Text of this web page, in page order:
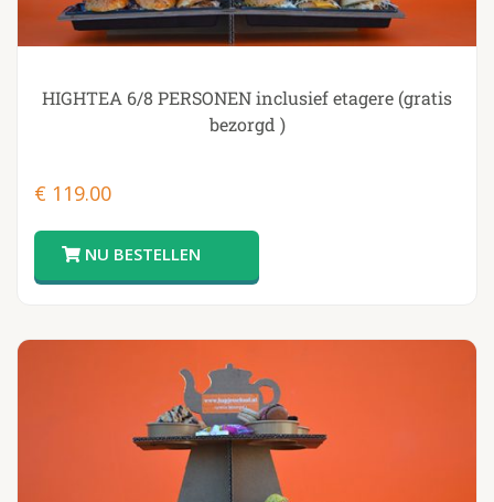
HIGHTEA 6/8 PERSONEN inclusief etagere (gratis
bezorgd )
€ 119.00